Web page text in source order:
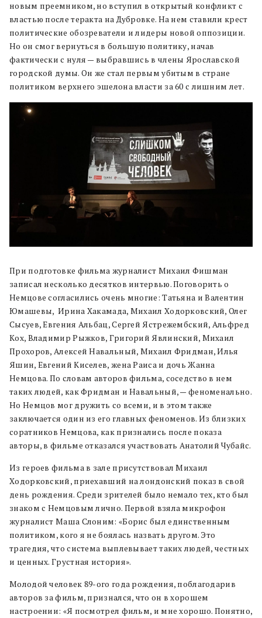
новым преемником, но вступил в открытый конфликт с
властью после теракта на Дубровке. На нем ставили крест
политические обозреватели и лидеры новой оппозиции.
Но он смог вернуться в большую политику, начав
фактически с нуля — выбравшись в члены Ярославской
городской думы. Он же стал первым убитым в стране
политиком верхнего эшелона власти за 60 с лишним лет.
При подготовке фильма журналист Михаил Фишман
записал несколько десятков интервью. Поговорить о
Немцове согласились очень многие: Татьяна и Валентин
Юмашевы, Ирина Хакамада, Михаил Ходорковский, Олег
Сысуев, Евгения Альбац, Сергей Ястрежембский, Альфред
Кох, Владимир Рыжков, Григорий Явлинский, Михаил
Прохоров, Алексей Навальный, Михаил Фридман, Илья
Яшин, Евгений Киселев, жена Раиса и дочь Жанна
Немцова. По словам авторов фильма, соседство в нем
таких людей, как Фридман и Навальный, — феноменально.
Но Немцов мог дружить со всеми, и в этом также
заключается один из его главных феноменов. Из близких
соратников Немцова, как признались после показа
авторы, в фильме отказался участвовать Анатолий Чубайс.
Из героев фильма в зале присутствовал Михаил
Ходорковский, приехавший на лондонский показ в свой
день рождения. Среди зрителей было немало тех, кто был
знаком с Немцовым лично. Первой взяла микрофон
журналист Маша Слоним: «Борис был единственным
политиком, кого я не боялась назвать другом. Это
трагедия, что система выплевывает таких людей, честных
и ценных. Грустная история».
Молодой человек 89-ого года рождения, поблагодарив
авторов за фильм, признался, что он в хорошем
настроении: «Я посмотрел фильм, и мне хорошо. Понятно,